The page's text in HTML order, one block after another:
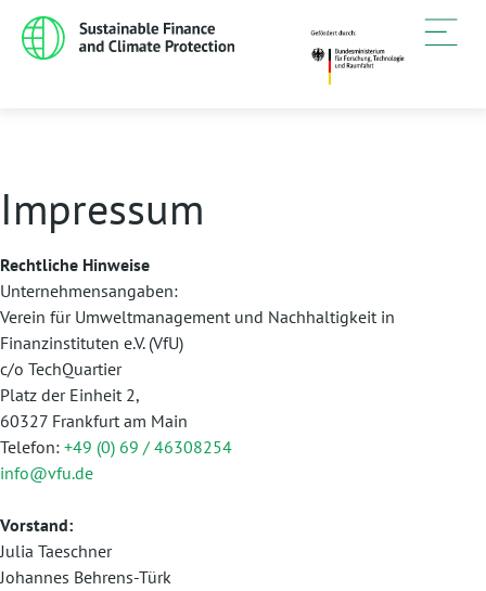
Impressum
Rechtliche Hinweise
Unternehmensangaben:
Verein für Umweltmanagement und Nachhaltigkeit in
Finanzinstituten e.V. (VfU)
c/o TechQuartier
Platz der Einheit 2,
60327 Frankfurt am Main
Telefon: +49 (0) 69 / 46308254
info@vfu.de
Vorstand:
Julia Taeschner
Johannes Behrens-Türk